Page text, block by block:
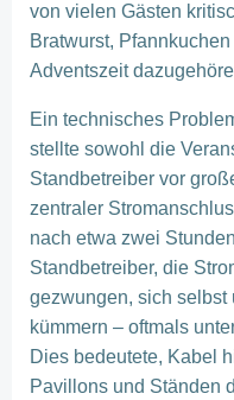
von vielen Gästen
Bratwurst,
Adventszeit
Ein technisches
stellte sowohl die
Standbetreiber vor
zentraler
nach etwa zwei
Standbetreiber, die
gezwungen, sich selbst
kümmern – oftmals
Dies bedeutete, Kabel
Pavillons und Ständen